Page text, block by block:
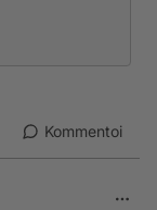
Kommentoi